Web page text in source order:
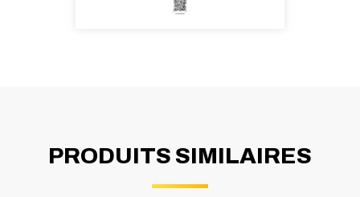
PRODUITS SIMILAIRES